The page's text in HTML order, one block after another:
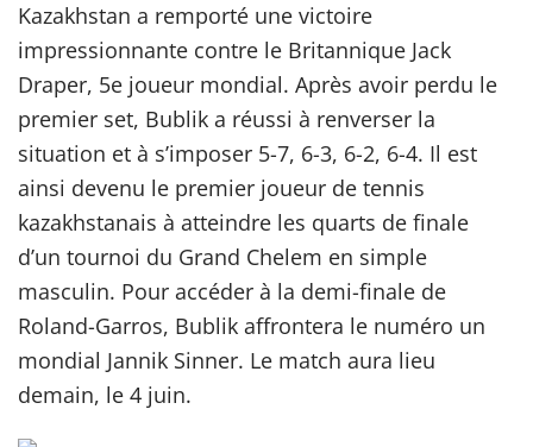
Kazakhstan a remporté une victoire
impressionnante contre le Britannique Jack
Draper, 5e joueur mondial. Après avoir perdu le
premier set, Bublik a réussi à renverser la
situation et à s’imposer 5-7, 6-3, 6-2, 6-4. Il est
ainsi devenu le premier joueur de tennis
kazakhstanais à atteindre les quarts de finale
d’un tournoi du Grand Chelem en simple
masculin. Pour accéder à la demi-finale de
Roland-Garros, Bublik affrontera le numéro un
mondial Jannik Sinner. Le match aura lieu
demain, le 4 juin.